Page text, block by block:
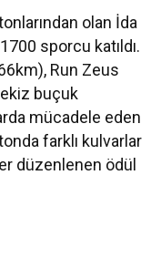
olan İda
sporcu katıldı.
Run Zeus
buçuk
mücadele eden
farklı kulvarlar
düzenlenen ödül